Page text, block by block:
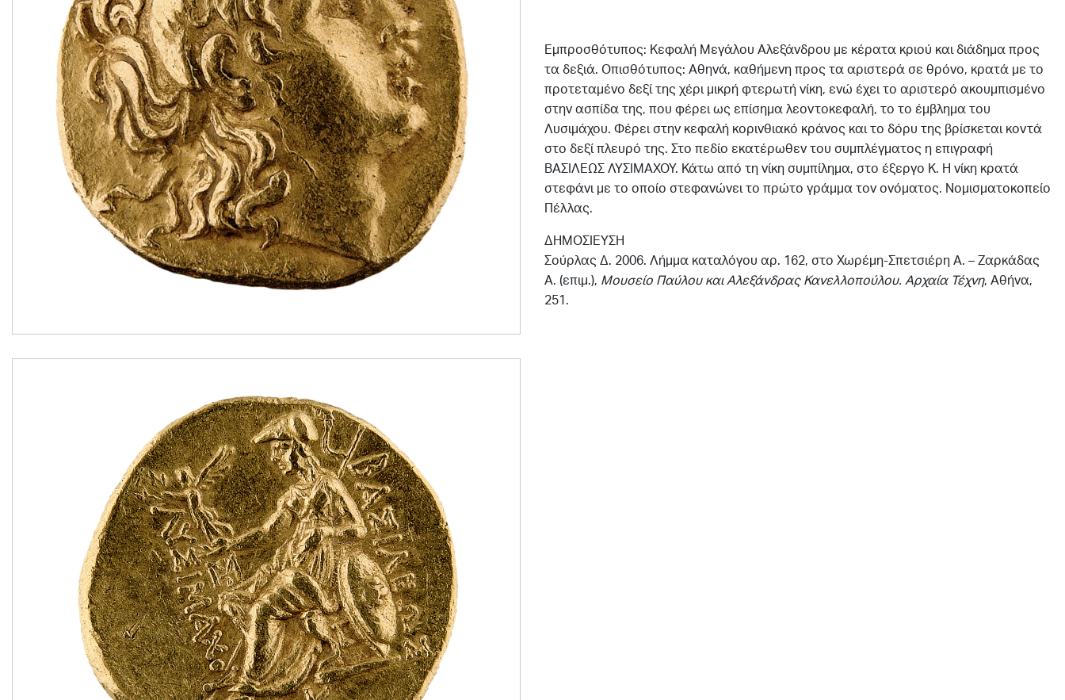
Εμπροσθότυπος: Κεφαλή Μεγάλου Αλεξάνδρου με κέρατα κριού και διάδημα προς
τα δεξιά. Οπισθότυπος: Αθηνά, καθήμενη προς τα αριστερά σε θρόνο, κρατά με το
προτεταμένο δεξί της χέρι μικρή φτερωτή νίκη, ενώ έχει το αριστερό ακουμπισμένο
στην ασπίδα της, που φέρει ως επίσημα λεοντοκεφαλή, το το έμβλημα του
Λυσιμάχου. Φέρει στην κεφαλή κορινθιακό κράνος και το δόρυ της βρίσκεται κοντά
στο δεξί πλευρό της. Στο πεδίο εκατέρωθεν του συμπλέγματος η επιγραφή
ΒΑΣΙΛΕΩΣ ΛΥΣΙΜΑΧΟΥ. Κάτω από τη νίκη συμπίλημα, στο έξεργο Κ. Η νίκη κρατά
στεφάνι με το οποίο στεφανώνει το πρώτο γράμμα τον ονόματος. Νομισματοκοπείο
Πέλλας.
ΔΗΜΟΣΙΕΥΣΗ
Σούρλας Δ. 2006. Λήμμα καταλόγου αρ. 162, στο Χωρέμη-Σπετσιέρη Α. – Ζαρκάδας
Α. (επιμ.), Μουσείο Παύλου και Αλεξάνδρας Κανελλοπούλου. Αρχαία Τέχνη, Αθήνα,
251.